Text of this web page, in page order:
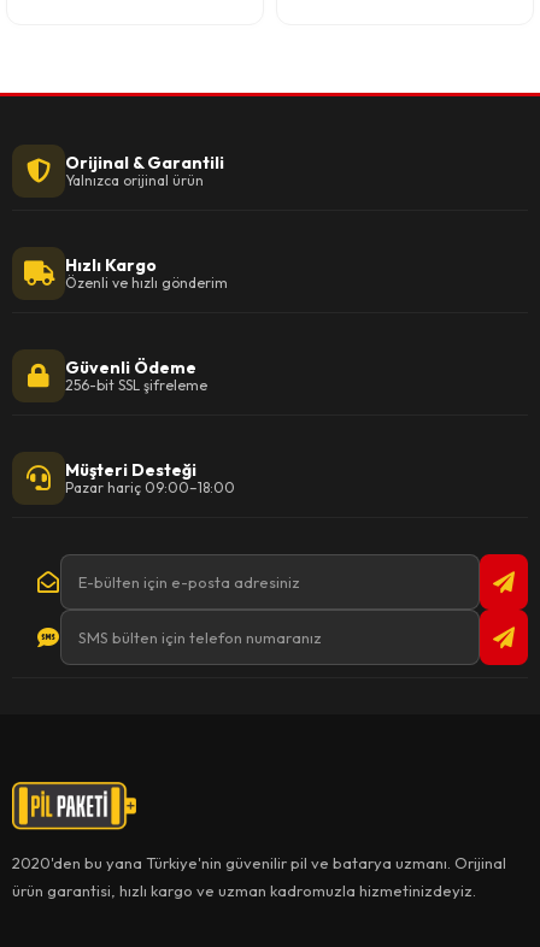
Orijinal & Garantili
Yalnızca orijinal ürün
Hızlı Kargo
Özenli ve hızlı gönderim
Güvenli Ödeme
256-bit SSL şifreleme
Müşteri Desteği
Pazar hariç 09:00–18:00
2020'den bu yana Türkiye'nin güvenilir pil ve batarya uzmanı. Orijinal
ürün garantisi, hızlı kargo ve uzman kadromuzla hizmetinizdeyiz.